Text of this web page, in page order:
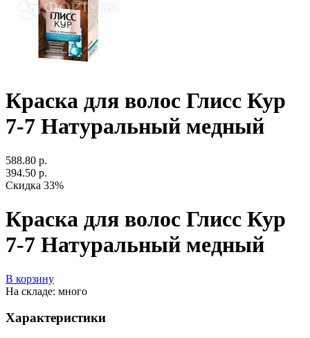
Краска для волос Глисс Кур
7-7 Натуральный медный
588.80 р.
394.50 р.
Скидка 33%
Краска для волос Глисс Кур
7-7 Натуральный медный
В корзину
На складе: много
Характеристики